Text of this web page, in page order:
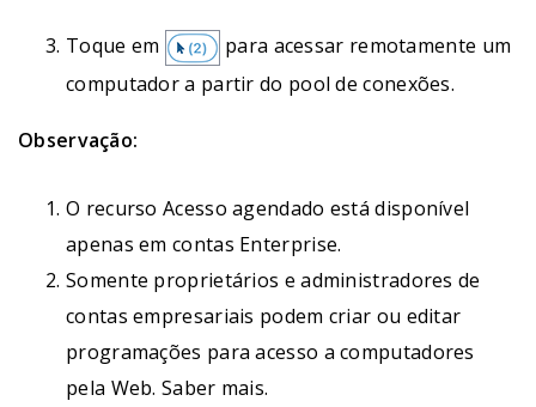
Toque em
para acessar remotamente um
computador a partir do pool de conexões.
Observação:
O recurso Acesso agendado está disponível
apenas em contas Enterprise.
Somente proprietários e administradores de
contas empresariais podem criar ou editar
programações para acesso a computadores
pela Web. Saber mais.